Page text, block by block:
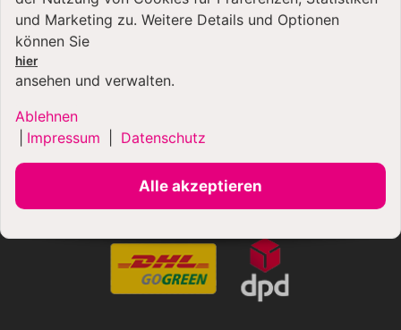
Cello" 2018 limitiert 42 x 63 cm
VERSANDARTEN
und Marketing zu. Weitere Details und Optionen
können Sie
hier
ansehen und verwalten.
Ablehnen
Impressum Datenschutz
Alle akzeptieren